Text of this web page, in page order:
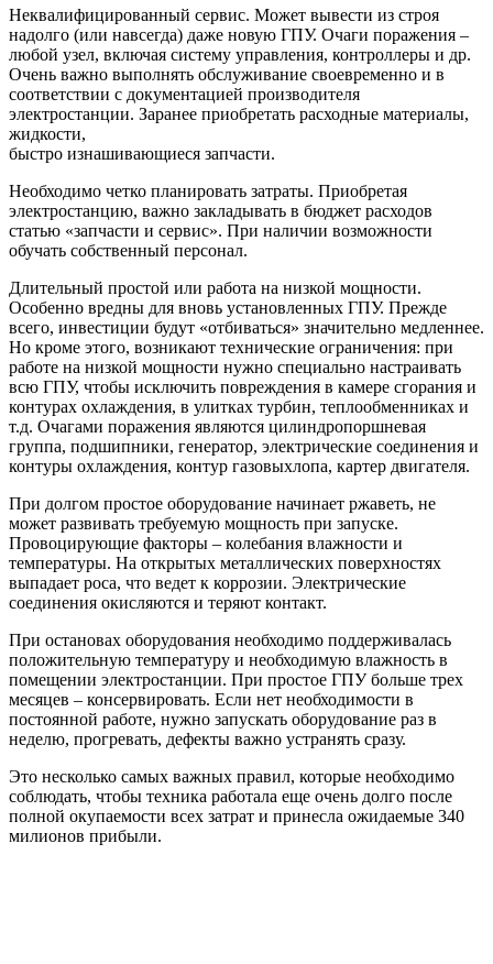
Неквалифицированный сервис. Может вывести из строя
надолго (или навсегда) даже новую ГПУ. Очаги поражения –
любой узел, включая систему управления, контроллеры и др.
Очень важно выполнять обслуживание своевременно и в
соответствии с документацией производителя
электростанции. Заранее приобретать расходные материалы,
жидкости,
быстро изнашивающиеся запчасти.
Необходимо четко планировать затраты. Приобретая
электростанцию, важно закладывать в бюджет расходов
статью «запчасти и сервис». При наличии возможности
обучать собственный персонал.
Длительный простой или работа на низкой мощности.
Особенно вредны для вновь установленных ГПУ. Прежде
всего, инвестиции будут «отбиваться» значительно медленнее.
Но кроме этого, возникают технические ограничения: при
работе на низкой мощности нужно специально настраивать
всю ГПУ, чтобы исключить повреждения в камере сгорания и
контурах охлаждения, в улитках турбин, теплообменниках и
т.д. Очагами поражения являются цилиндропоршневая
группа, подшипники, генератор, электрические соединения и
контуры охлаждения, контур газовыхлопа, картер двигателя.
При долгом простое оборудование начинает ржаветь, не
может развивать требуемую мощность при запуске.
Провоцирующие факторы – колебания влажности и
температуры. На открытых металлических поверхностях
выпадает роса, что ведет к коррозии. Электрические
соединения окисляются и теряют контакт.
При остановах оборудования необходимо поддерживалась
положительную температуру и необходимую влажность в
помещении электростанции. При простое ГПУ больше трех
месяцев – консервировать. Если нет необходимости в
постоянной работе, нужно запускать оборудование раз в
неделю, прогревать, дефекты важно устранять сразу.
Это несколько самых важных правил, которые необходимо
соблюдать, чтобы техника работала еще очень долго после
полной окупаемости всех затрат и принесла ожидаемые 340
милионов прибыли.